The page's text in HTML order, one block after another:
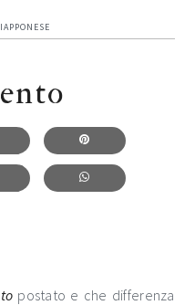
postato e che differenza